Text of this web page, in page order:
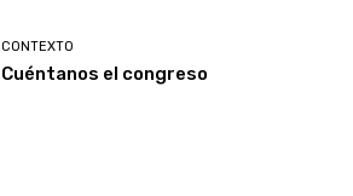
CONTEXTO
Cuéntanos el congreso